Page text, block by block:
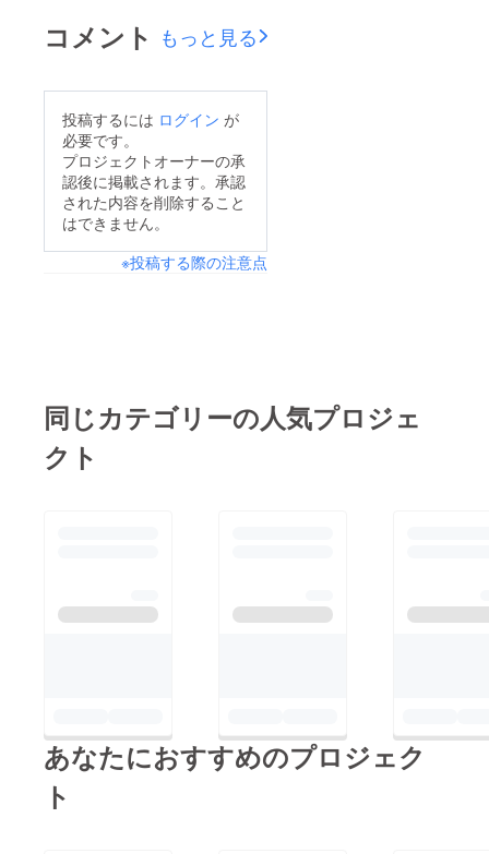
コメント もっと見る
投稿するには ログイン が
必要です。
プロジェクトオーナーの承
認後に掲載されます。承認
された内容を削除すること
はできません。
※投稿する際の注意点
同じカテゴリーの人気プロジェ
クト
あなたにおすすめのプロジェク
ト